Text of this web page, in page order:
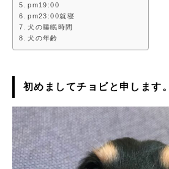
pm19:00
pm23:00就寝
犬の睡眠時間
犬の年齢
初めましてチョビと申します。